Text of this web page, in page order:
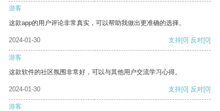
游客
这款app的用户评论非常真实，可以帮助我做出更准确的选择。
2024-01-30 支持[0] 反对[0]
游客
这款软件的社区氛围非常好，可以与其他用户交流学习心得。
2024-01-30 支持[0] 反对[0]
游客